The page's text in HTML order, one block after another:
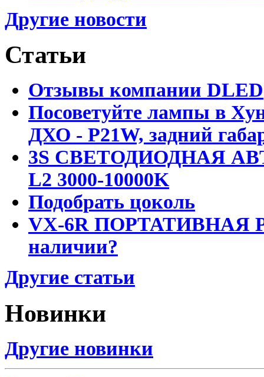
Другие новости
Статьи
Отзывы компании DLED
Посоветуйте лампы в
ДХО - P21W, задний
3S СВЕТОДИОДНАЯ
L2 3000-10000K
Подобрать цоколь
VX-6R ПОРТАТИВНАЯ
наличии?
Другие статьи
Новинки
Другие новинки